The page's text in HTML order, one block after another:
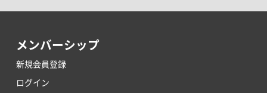
メンバーシップ
新規会員登録
ログイン